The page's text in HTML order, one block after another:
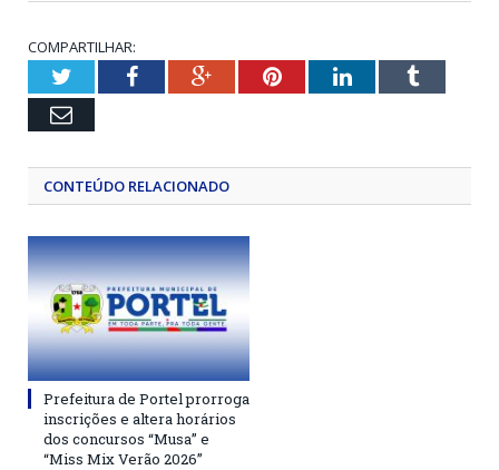
COMPARTILHAR:
TwitterFacebookGoogle+PinterestLinkedInTumblr
Email
CONTEÚDO RELACIONADO
Prefeitura de Portel prorroga
inscrições e altera horários
dos concursos “Musa” e
“Miss Mix Verão 2026”